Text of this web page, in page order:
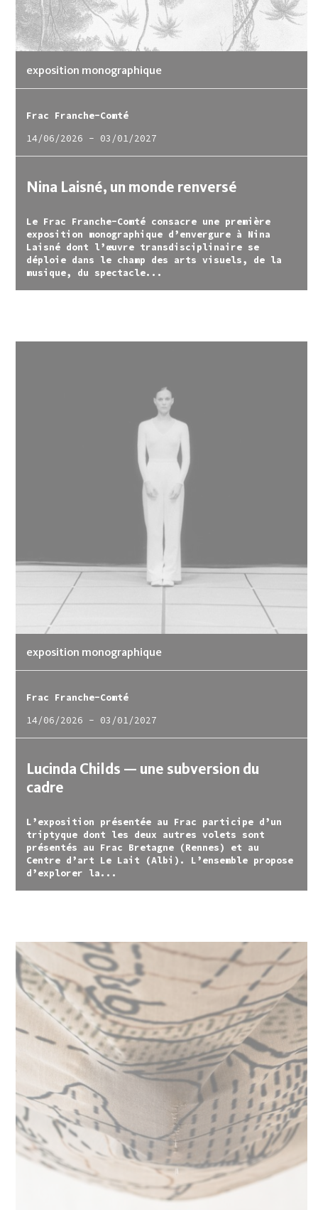
exposition monographique
Nina Laisné, un monde renversé
Le Frac Franche-Comté consacre une première
exposition monographique d’envergure à Nina
Laisné dont l’œuvre transdisciplinaire se
déploie dans le champ des arts visuels, de la
musique, du spectacle...
Frac Franche-Comté
14/06/2026 - 03/01/2027
exposition monographique
Lucinda Childs — une subversion du
cadre
L’exposition présentée au Frac participe d’un
triptyque dont les deux autres volets sont
présentés au Frac Bretagne (Rennes) et au
Centre d’art Le Lait (Albi). L’ensemble propose
d’explorer la...
Frac Franche-Comté
14/06/2026 - 03/01/2027